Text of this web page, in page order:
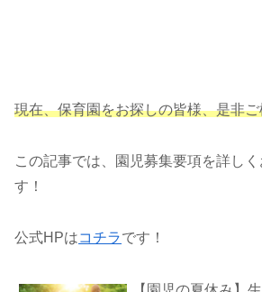
現在、保育園をお探しの皆様、是非
この記事では、園児募集要項を詳し
す！
公式HPはコチラです！